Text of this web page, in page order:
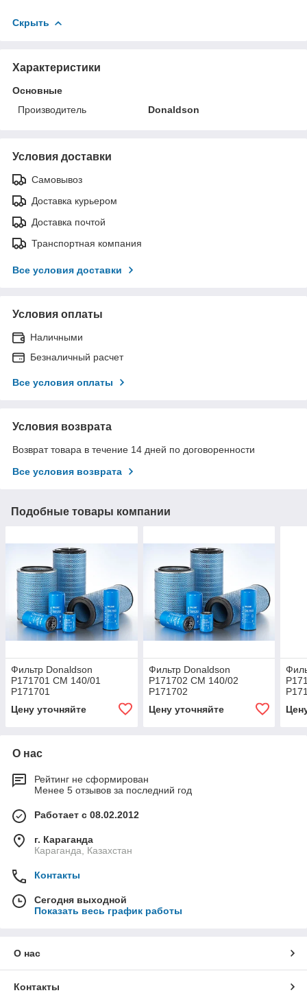
Скрыть
Характеристики
Основные
Производитель
Donaldson
Условия доставки
Самовывоз
Доставка курьером
Доставка почтой
Транспортная компания
Все условия доставки
Условия оплаты
Наличными
Безналичный расчет
Все условия оплаты
Условия возврата
Возврат товара в течение 14 дней по договоренности
Все условия возврата
Подобные товары компании
Фильтр Donaldson
P171701 CM 140/01
P171701
Цену уточняйте
Фильтр Donaldson
P171702 CM 140/02
P171702
Цену уточняйте
О нас
Рейтинг не сформирован
Менее 5 отзывов за последний год
Работает с 08.02.2012
г. Караганда
Караганда, Казахстан
Контакты
Сегодня выходной
Показать весь график работы
О нас
Контакты